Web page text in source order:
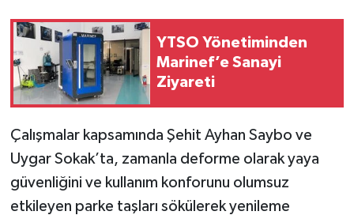
YTSO Yönetiminden
Marinef’e Sanayi
Ziyareti
Çalışmalar kapsamında Şehit Ayhan Saybo ve
Uygar Sokak’ta, zamanla deforme olarak yaya
güvenliğini ve kullanım konforunu olumsuz
etkileyen parke taşları sökülerek yenileme